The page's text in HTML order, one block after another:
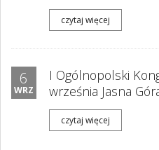
czytaj więcej
6
WRZ
I Ogólnopolski
września Jasna
czytaj więcej